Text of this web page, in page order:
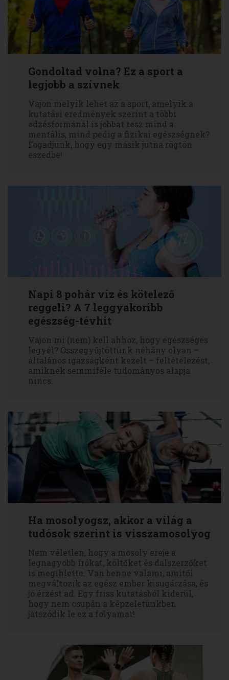
Gondoltad volna? Ez a sport a
legjobb a szívnek
Vajon melyik lehet az a sport, amelyik a
kutatási eredmények szerint a többi
edzésformánál is jobbat tesz mind a
mentális, mind pedig a fizikai egészségnek?
Fogadjunk, hogy egy másik jutna rögtön
eszedbe!
Napi 8 pohár víz és kötelező
reggeli? A 7 leggyakoribb
egészség-tévhit
Vajon mi (nem) kell ahhoz, hogy egészséges
legyél? Összegyűjtöttünk néhány olyan –
általános igazságként kezelt – feltételezést,
amiknek semmiféle tudományos alapja
nincs.
Ha mosolyogsz, akkor a világ a
tudósok szerint is visszamosolyog
Nem véletlen, hogy a mosoly ereje a
legnagyobb írókat, költőket és dalszerzőket
is megihlette. Van benne valami, amitől
megváltozik az egész ember kisugárzása, és
jó érzést ad. Egy friss kutatásból kiderül,
hogy nem csupán a képzeletünkben
játszódik le ez a folyamat!